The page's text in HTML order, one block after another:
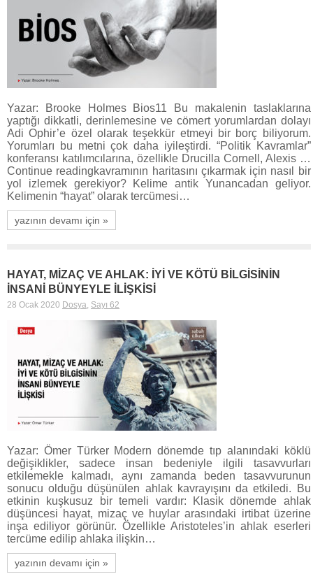
Yazar: Brooke Holmes Bios11 Bu makalenin taslaklarına
yaptığı dikkatli, derinlemesine ve cömert yorumlardan dolayı
Adi Ophir’e özel olarak teşekkür etmeyi bir borç biliyorum.
Yorumları bu metni çok daha iyileştirdi. “Politik Kavramlar”
konferansı katılımcılarına, özellikle Drucilla Cornell, Alexis …
Continue readingkavramının haritasını çıkarmak için nasıl bir
yol izlemek gerekiyor? Kelime antik Yunancadan geliyor.
Kelimenin “hayat” olarak tercümesi…
yazının devamı için »
HAYAT, MİZAÇ VE AHLAK: İYİ VE KÖTÜ BİLGİSİNİN
İNSANİ BÜNYEYLE İLİŞKİSİ
28 Ocak 2020 Dosya, Sayı 62
Yazar: Ömer Türker Modern dönemde tıp alanındaki köklü
değişiklikler, sadece insan bedeniyle ilgili tasavvurları
etkilemekle kalmadı, aynı zamanda beden tasavvurunun
sonucu olduğu düşünülen ahlak kavrayışını da etkiledi. Bu
etkinin kuşkusuz bir temeli vardır: Klasik dönemde ahlak
düşüncesi hayat, mizaç ve huylar arasındaki irtibat üzerine
inşa ediliyor görünür. Özellikle Aristoteles’in ahlak eserleri
tercüme edilip ahlaka ilişkin…
yazının devamı için »